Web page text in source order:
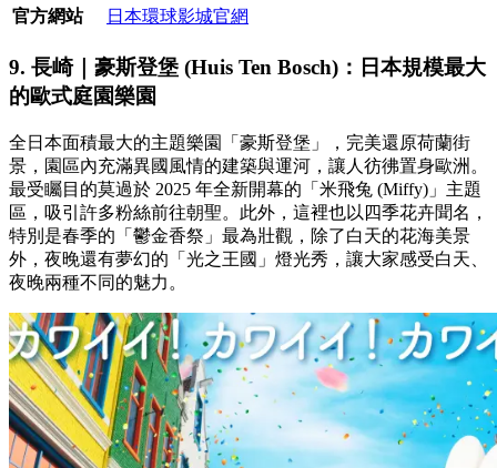
官方網站
日本環球影城官網
9. 長崎｜豪斯登堡 (Huis Ten Bosch)：日本規模最大
的歐式庭園樂園
全日本面積最大的主題樂園「豪斯登堡」，完美還原荷蘭街
景，園區內充滿異國風情的建築與運河，讓人彷彿置身歐洲。
最受矚目的莫過於 2025 年全新開幕的「米飛兔 (Miffy)」主題
區，吸引許多粉絲前往朝聖。此外，這裡也以四季花卉聞名，
特別是春季的「鬱金香祭」最為壯觀，除了白天的花海美景
外，夜晚還有夢幻的「光之王國」燈光秀，讓大家感受白天、
夜晚兩種不同的魅力。